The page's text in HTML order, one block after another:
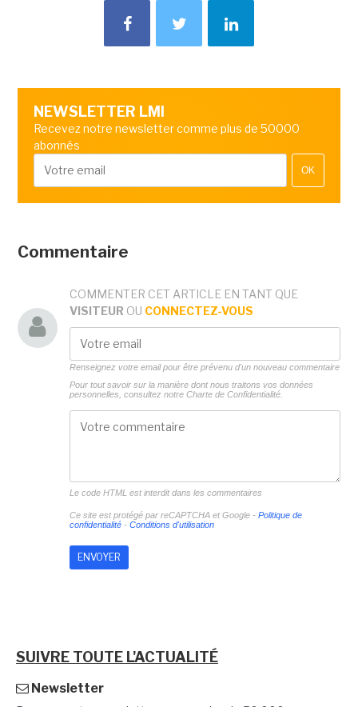
NEWSLETTER LMI
Recevez notre newsletter comme plus de 50000
abonnés
OK
Commentaire
COMMENTER CET ARTICLE EN TANT QUE
VISITEUR OU CONNECTEZ-VOUS
Renseignez votre email pour être prévenu d'un nouveau commentaire
Pour tout savoir sur la manière dont nous traitons vos données
personnelles, consultez notre Charte de Confidentialité.
Le code HTML est interdit dans les commentaires
Ce site est protégé par reCAPTCHA et Google - Politique de
confidentialité- Conditions d'utilisation
SUIVRE TOUTE L'ACTUALITÉ
Newsletter